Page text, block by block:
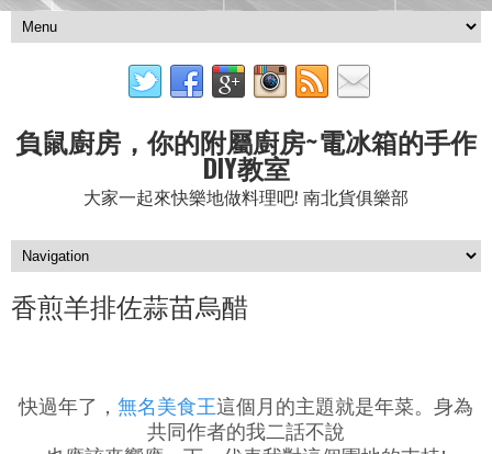
負鼠廚房，你的附屬廚房~電冰箱的手作
DIY教室
大家一起來快樂地做料理吧! 南北貨俱樂部
香煎羊排佐蒜苗烏醋
快過年了， 無名美食王這個月的主題就是年菜。身為
共同作者的我二話不說